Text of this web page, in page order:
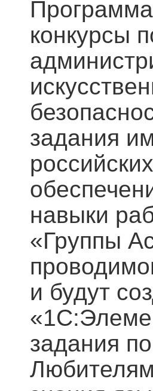
конкурсы
задания
навыки
«Группы
и будут
задания